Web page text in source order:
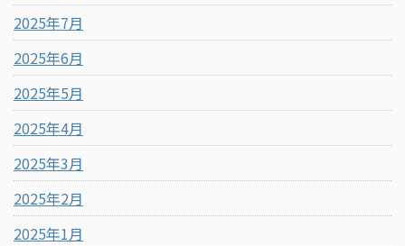
2025年7月
2025年6月
2025年5月
2025年4月
2025年3月
2025年2月
2025年1月